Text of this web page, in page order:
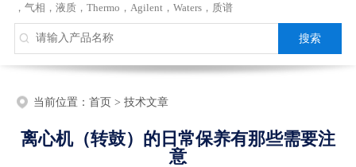
， 气相 ， 液质， Thermo ， Agilent ， Waters， 质谱
当前位置： 首页> 技术文章
离心机（转鼓）的日常保养有那些需要注
意